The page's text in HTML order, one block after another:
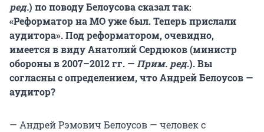
ред.) по поводу Белоусова сказал так:
«Реформатор на МО уже был. Теперь прислали
аудитора». Под реформатором, очевидно,
имеется в виду Анатолий Сердюков (министр
обороны в 2007–2012 гг. — Прим. ред.). Вы
согласны с определением, что Андрей Белоусов —
аудитор?
— Андрей Рэмович Белоусов — человек с